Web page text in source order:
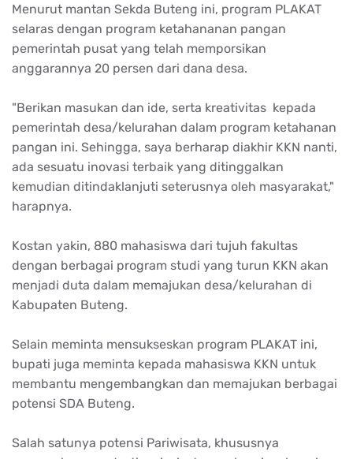
Menurut mantan Sekda Buteng ini, program PLAKAT
selaras dengan program ketahananan pangan
pemerintah pusat yang telah memporsikan
anggarannya 20 persen dari dana desa.
"Berikan masukan dan ide, serta kreativitas kepada
pemerintah desa/kelurahan dalam program ketahanan
pangan ini. Sehingga, saya berharap diakhir KKN nanti,
ada sesuatu inovasi terbaik yang ditinggalkan
kemudian ditindaklanjuti seterusnya oleh masyarakat,"
harapnya.
Kostan yakin, 880 mahasiswa dari tujuh fakultas
dengan berbagai program studi yang turun KKN akan
menjadi duta dalam memajukan desa/kelurahan di
Kabupaten Buteng.
Selain meminta mensukseskan program PLAKAT ini,
bupati juga meminta kepada mahasiswa KKN untuk
membantu mengembangkan dan memajukan berbagai
potensi SDA Buteng.
Salah satunya potensi Pariwisata, khususnya